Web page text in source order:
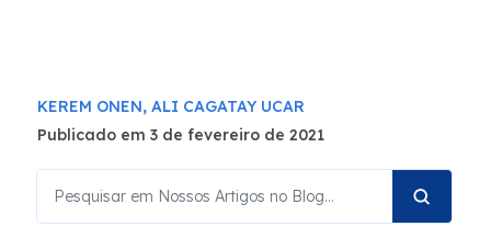
KEREM ONEN, ALI CAGATAY UCAR
Publicado em 3 de fevereiro de 2021